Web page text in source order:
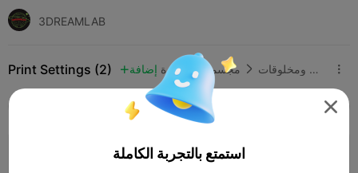
3DREAMLAB
Print Settings (2)  إضافة مجسمات مصغرة  شخصيات ومخلوقات 
K2 Plus K2 Pro 
استمتع بالتجربة الكاملة